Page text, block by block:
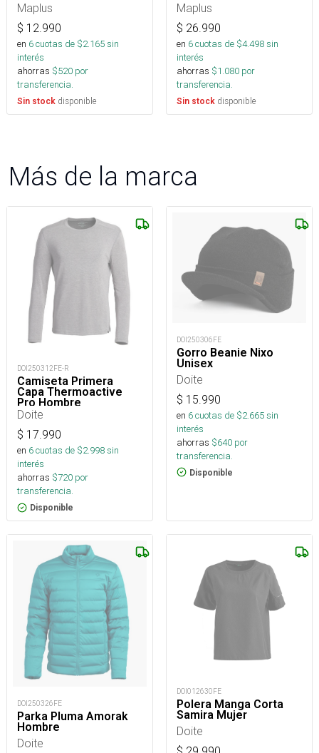
Maplus
$ 12.990
en 6cuotas de $2.165sin
interés
ahorras $520 por
transferencia.
Sin stock disponible
Maplus
$ 26.990
en 6cuotas de $4.498sin
interés
ahorras $1.080 por
transferencia.
Sin stock disponible
Más de la marca
DOI250312FE-R
Camiseta Primera
Capa Thermoactive
Pro Hombre
Doite
$ 17.990
en 6cuotas de $2.998sin
interés
ahorras $720 por
transferencia.
Disponible
DOI250306FE
Gorro Beanie Nixo
Unisex
Doite
$ 15.990
en 6cuotas de $2.665sin
interés
ahorras $640 por
transferencia.
Disponible
DOI250326FE
Parka Pluma Amorak
Hombre
Doite
DOI012630FE
Polera Manga Corta
Samira Mujer
Doite